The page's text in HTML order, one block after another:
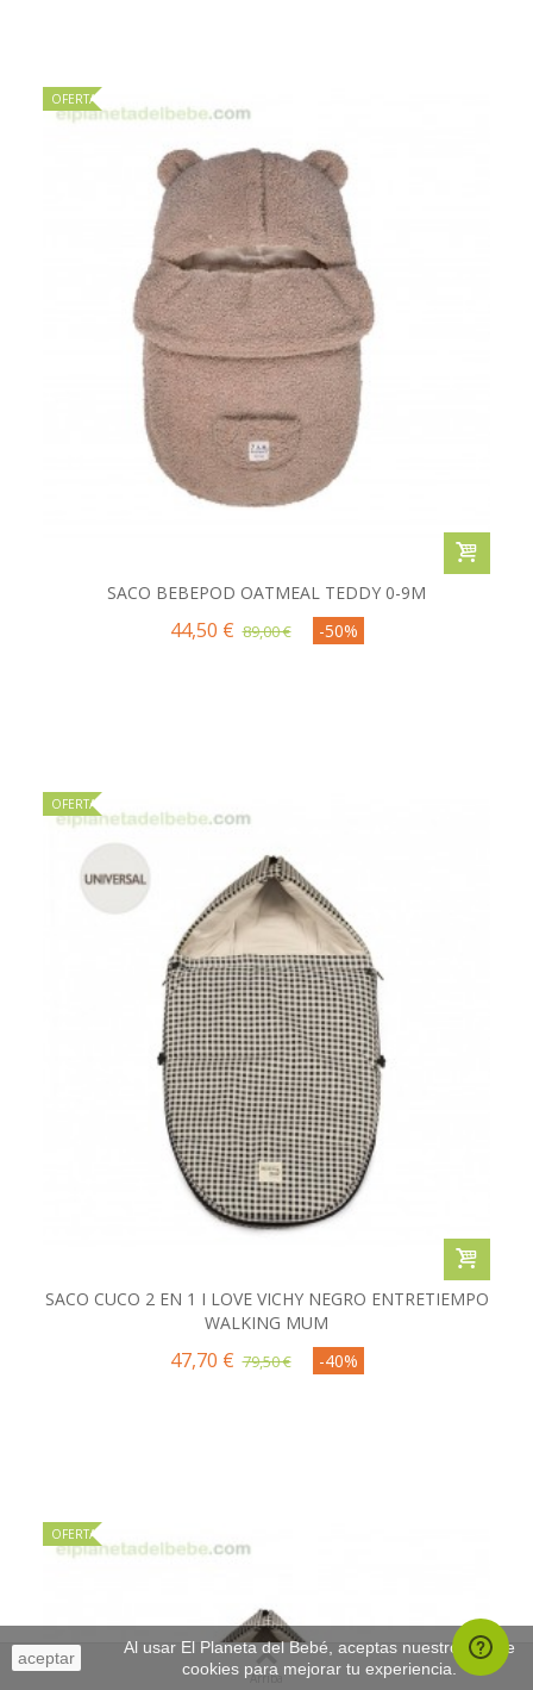
OFERTA
SACO BEBEPOD OATMEAL TEDDY 0-9M
44,50 € 89,00 € -50%
OFERTA
SACO CUCO 2 EN 1 I LOVE VICHY NEGRO ENTRETIEMPO
WALKING MUM
47,70 € 79,50 € -40%
OFERTA
aceptar
Al usar El Planeta del Bebé, aceptas nuestro uso de
cookies para mejorar tu experiencia.
Arriba